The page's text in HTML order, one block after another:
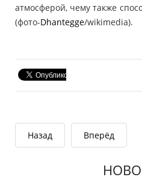
атмосферой, чему также
(фото-Dhantegge/wikimedia).
Назад Вперёд